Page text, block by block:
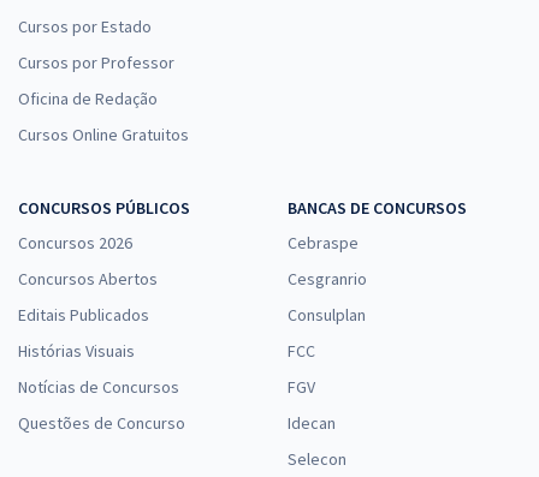
Cursos por Estado
Cursos por Professor
Oficina de Redação
Cursos Online Gratuitos
CONCURSOS PÚBLICOS
Concursos 2026
Concursos Abertos
Editais Publicados
Histórias Visuais
Notícias de Concursos
Questões de Concurso
BANCAS DE CONCURSOS
Cebraspe
Cesgranrio
Consulplan
FCC
FGV
Idecan
Selecon